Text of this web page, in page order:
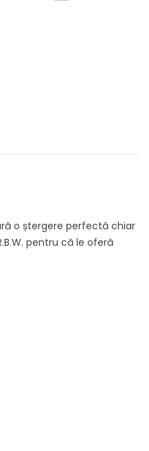
o ștergere perfectă chiar
pentru că le oferă